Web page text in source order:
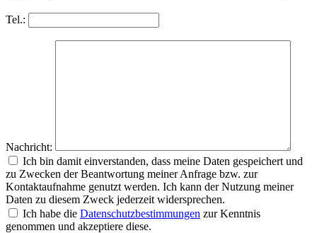
Tel.:
Nachricht:
Ich bin damit einverstanden, dass meine Daten gespeichert und
zu Zwecken der Beantwortung meiner Anfrage bzw. zur
Kontaktaufnahme genutzt werden. Ich kann der Nutzung meiner
Daten zu diesem Zweck jederzeit widersprechen.
Ich habe die Datenschutzbestimmungen zur Kenntnis
genommen und akzeptiere diese.